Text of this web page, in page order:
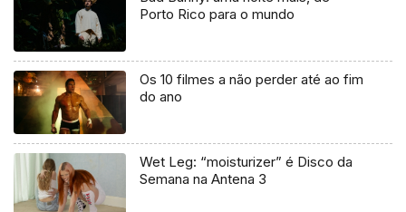
Porto Rico para o mundo
Os 10 filmes a não perder até ao fim
do ano
Wet Leg: “moisturizer” é Disco da
Semana na Antena 3